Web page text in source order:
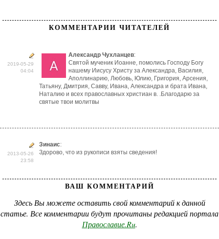
КОММЕНТАРИИ ЧИТАТЕЛЕЙ
2019-05-29
04:04
Александр Чухланцев:
Святой мученик Иоанне, помолись Господу Богу
нашему Иисусу Христу за Александра, Василия,
Аполлинарию, Любовь, Юлию, Григория, Арсения,
Татьяну, Дмитрия, Савву, Ивана, Александра и брата Ивана,
Наталию и всех православных христиан в. .Благодарю за
святые твои молитвы
2013-05-26
23:58
Зинаис:
Здорово, что из рукописи взяты сведения!
ВАШ КОММЕНТАРИЙ
Здесь Вы можете оставить свой комментарий к данной
статье. Все комментарии будут прочитаны редакцией портала
Православие.Ru.